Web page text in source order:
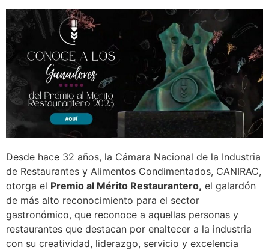
Desde hace 32 años, la Cámara Nacional de la Industria
de Restaurantes y Alimentos Condimentados, CANIRAC,
otorga el Premio al Mérito Restaurantero, el galardón
de más alto reconocimiento para el sector
gastronómico, que reconoce a aquellas personas y
restaurantes que destacan por enaltecer a la industria
con su creatividad, liderazgo, servicio y excelencia